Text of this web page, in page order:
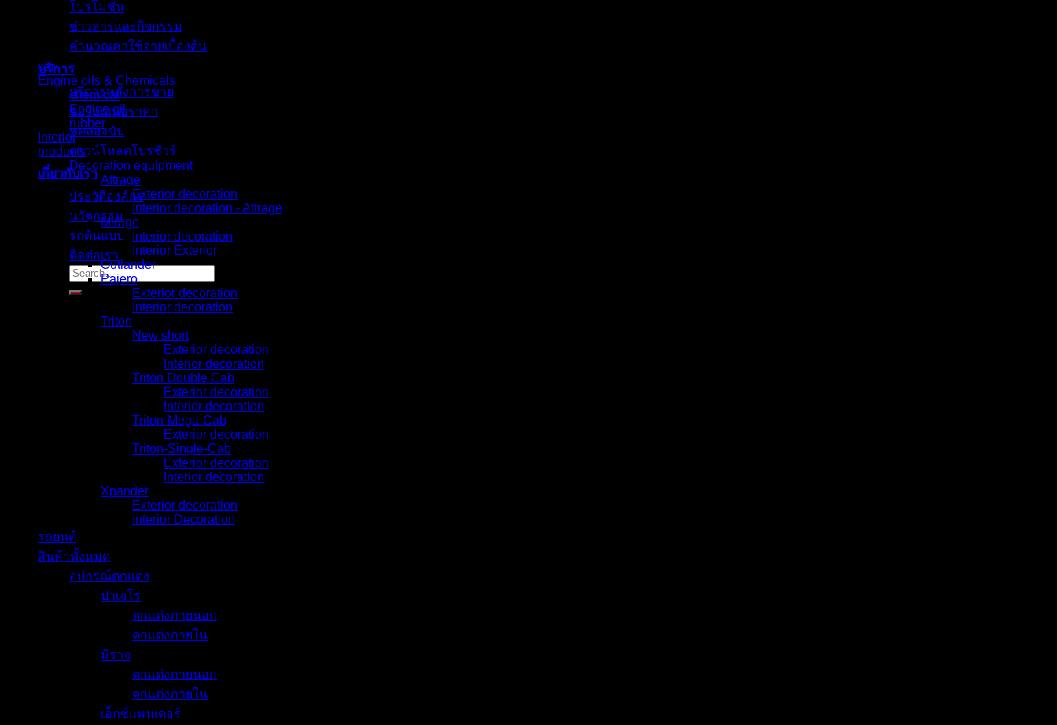
โปรโมชั่น
ข่าวสารและกิจกรรม
คำนวณค่าใช้จ่ายเบื้องต้น
บริการ
บริการหลังการขาย
ขอใบเสนอราคา
ทดลองขับ
ดาวน์โหลดโบรชัวร์
เกี่ยวกับเรา
ประวัติองค์กร
นวัตกรรม
รถต้นแบบ
ติดต่อเรา
Search
for:
car
Engine oils & Chemicals
chemical
Engine oil
rubber
Interior
products
Decoration equipment
Attrage
Exterior decoration
Interior decoration - Attrage
Mirage
Interior decoration
Interior Exterior
Outlander
Pajero
Exterior decoration
Interior decoration
Triton
New short
Exterior decoration
Interior decoration
Triton Double Cab
Exterior decoration
Interior decoration
Triton-Mega-Cab
Exterior decoration
Triton-Single-Cab
Exterior decoration
Interior decoration
Xpander
Exterior decoration
Interior Decoration
รถยนต์
สินค้าทั้งหมด
อุปกรณ์ตกแต่ง
ปาเจโร
ตกแต่งภายนอก
ตกแต่งภายใน
มิราจ
ตกแต่งภายนอก
ตกแต่งภายใน
เอ็กซ์แพนเดอร์